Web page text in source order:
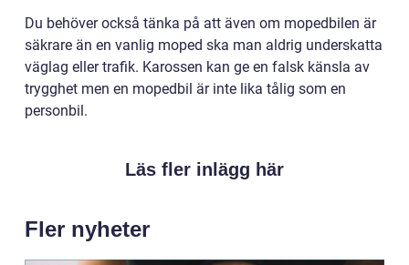
Du behöver också tänka på att även om mopedbilen är
säkrare än en vanlig moped ska man aldrig underskatta
väglag eller trafik. Karossen kan ge en falsk känsla av
trygghet men en mopedbil är inte lika tålig som en
personbil.
Läs fler inlägg här
Fler nyheter